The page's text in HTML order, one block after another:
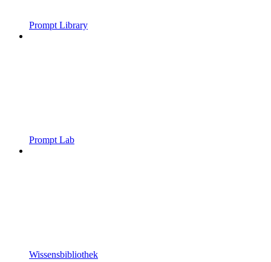
Prompt Library
Prompt Lab
Wissensbibliothek